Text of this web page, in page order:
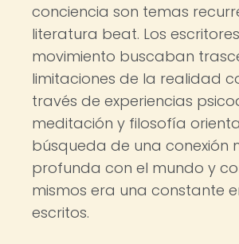
conciencia son temas
literatura beat. Los
movimiento buscaban
limitaciones de la realidad
través de experiencias
meditación y filosofía
búsqueda de una conexión
profunda con el mundo y
mismos era una constante
escritos.